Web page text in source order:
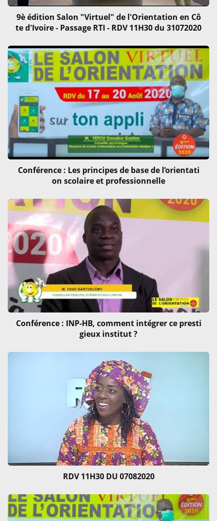
9è édition Salon "Virtuel" de l'Orientation en Cô
te d'Ivoire - Passage RTI - RDV 11H30 du 31072020
Conférence : Les principes de base de l’orientati
on scolaire et professionnelle
Conférence : INP-HB, comment intégrer ce presti
gieux institut ?
RDV 11H30 DU 07082020